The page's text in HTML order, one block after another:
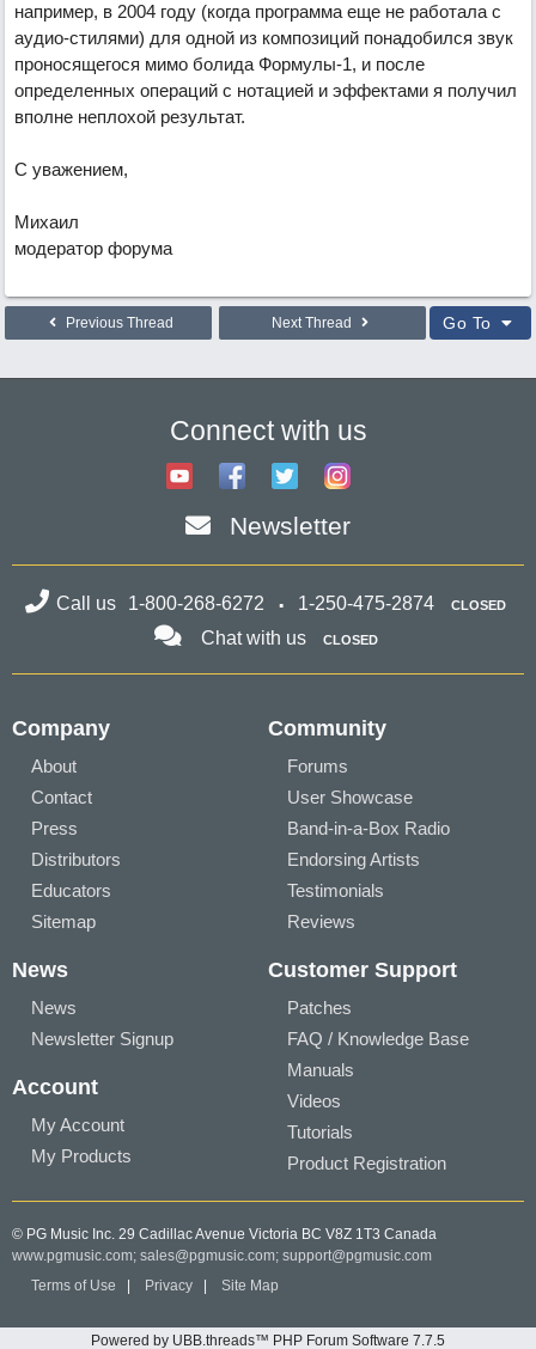
например, в 2004 году (когда программа еще не работала с
аудио-стилями) для одной из композиций понадобился звук
проносящегося мимо болида Формулы-1, и после
определенных операций с нотацией и эффектами я получил
вполне неплохой результат.
С уважением,
Михаил
модератор форума
Previous Thread Next Thread Go To
Connect with us
Newsletter
Call us 1-800-268-6272 1-250-475-2874 CLOSED
Chat with us CLOSED
Company
About
Contact
Press
Distributors
Educators
Sitemap
Community
Forums
User Showcase
Band-in-a-Box Radio
Endorsing Artists
Testimonials
Reviews
News
News
Newsletter Signup
Account
My Account
My Products
Customer Support
Patches
FAQ / Knowledge Base
Manuals
Videos
Tutorials
Product Registration
© PG Music Inc. 29 Cadillac Avenue Victoria BC V8Z 1T3 Canada
www.pgmusic.com; sales@pgmusic.com; support@pgmusic.com
Terms of Use
Privacy Site Map
Powered by UBB.threads™ PHP Forum Software 7.7.5